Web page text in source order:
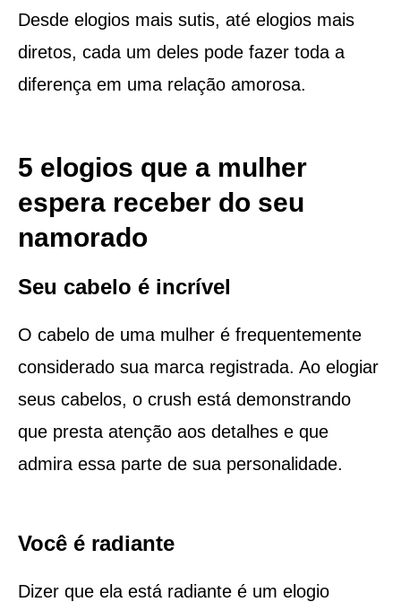
Desde elogios mais sutis, até elogios mais
diretos, cada um deles pode fazer toda a
diferença em uma relação amorosa.
5 elogios que a mulher
espera receber do seu
namorado
Seu cabelo é incrível
O cabelo de uma mulher é frequentemente
considerado sua marca registrada. Ao elogiar
seus cabelos, o crush está demonstrando
que presta atenção aos detalhes e que
admira essa parte de sua personalidade.
Você é radiante
Dizer que ela está radiante é um elogio